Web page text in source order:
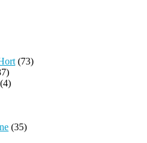
(73)
(4)
(35)